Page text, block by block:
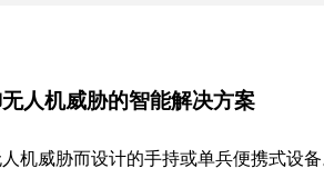
人机威胁的智能解决方案
机威胁而设计的手持或单兵便携式设